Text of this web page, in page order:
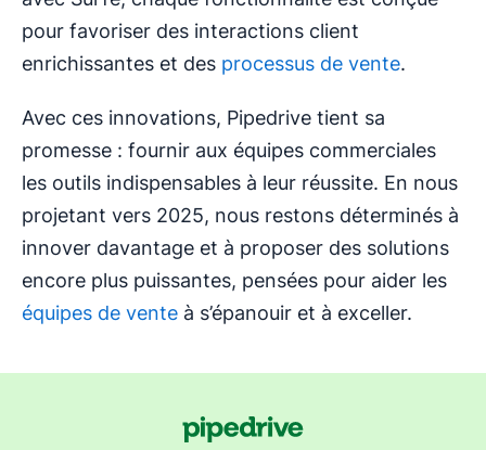
pour favoriser des interactions client
enrichissantes et des processus de vente.
Avec ces innovations, Pipedrive tient sa
promesse : fournir aux équipes commerciales
les outils indispensables à leur réussite. En nous
projetant vers 2025, nous restons déterminés à
innover davantage et à proposer des solutions
encore plus puissantes, pensées pour aider les
équipes de vente à s’épanouir et à exceller.